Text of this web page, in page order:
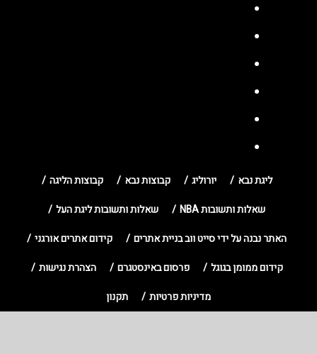
ליגת נבא יורוליג קבוצות נבא
קבוצות הליגה
שאלות ותשובות NBA
שאלות ותשובות ליגת העל
האתר נבנה על ידי סייט ווב בניית אתרים
קידום אתרים אורגני
קידום ממומן בגוגל
פרסום באינסטגרם
הצהרת נגישות
מדיניות פרטיות
תקנון